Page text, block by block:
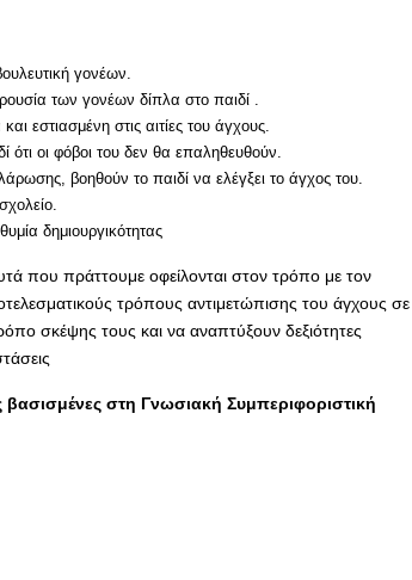
γονέων.
των γονέων δίπλα στο παιδί .
εστιασμένη στις αιτίες του άγχους.
ότι οι φόβοι του δεν θα επαληθευθούν.
βοηθούν το παιδί να ελέγξει το άγχος του.
δημιουργικότητας
που πράττουμε οφείλονται στον τρόπο με τον
τρόπους αντιμετώπισης του άγχους σε
σκέψης τους και να αναπτύξουν δεξιότητες
βασισμένες στη Γνωσιακή Συμπεριφοριστική